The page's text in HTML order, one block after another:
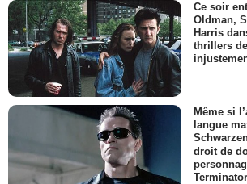
Ce soir
Oldman,
Harris
thrillers
Même si
langue
droit de
Terminator